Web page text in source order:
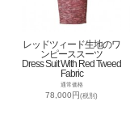
レッドツィード生地のワ
ンピーススーツ
Dress Suit With Red Tweed
Fabric
通常価格
78,000円(税別)